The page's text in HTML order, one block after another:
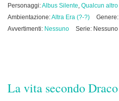
Personaggi:Albus Silente, Qualcun altro
Ambientazione:Altra Era (?-?) Genere:
Avvertimenti: Nessuno Serie: Nessuno
La vita secondo Draco